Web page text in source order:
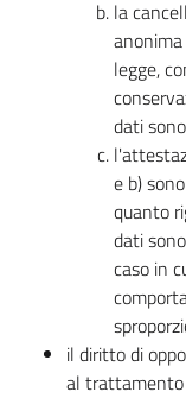
la
legge,
dati
e b)
quanto
dati
caso in
il diritto di
al trattamento